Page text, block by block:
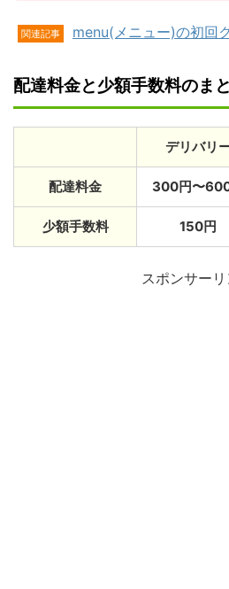
関連記事 menu(メニュー)の初回
配達料金と少額手数料のま
デリバリ
配達料金 300円〜
少額手数料 150円
スポンサーリ